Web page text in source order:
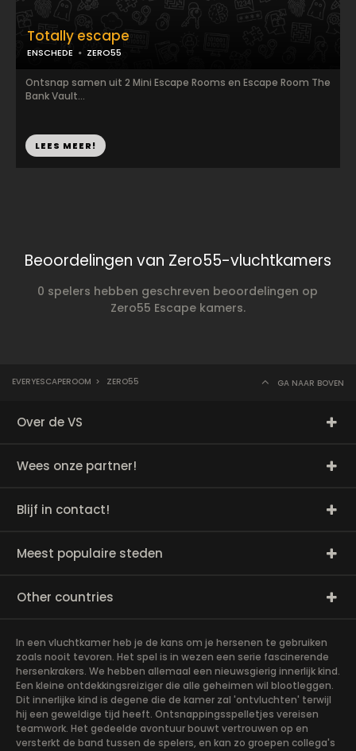
Totally escape
ENSCHEDE ZERO55
Ontsnap samen uit 2 Mini Escape Rooms en Escape Room The
Bank Vault...
LEES MEER!
Beoordelingen van Zero55-vluchtkamers
0 spelers hebben geschreven beoordelingen op
Zero55 Escape kamers.
EVERYESCAPEROOM > ZERO55 GA NAAR BOVEN
Over de VS
Wees onze partner!
Blijf in contact!
Meest populaire steden
Other countries
In een vluchtkamer heb je de kans om je hersenen te gebruiken
zoals nooit tevoren. Het spel is in wezen een serie fascinerende
hersenkrakers. We hebben allemaal een nieuwsgierig innerlijk kind.
Een kleine ontdekkingsreiziger die alle geheimen wil blootleggen.
Dit innerlijke kind is degene die de kamer zal 'ontvluchten' terwijl
hij een geweldige tijd heeft. Ontsnappingsspelletjes vereisen
teamwork. Het gedeelde avontuur bouwt vertrouwen op en
versterkt de band tussen de spelers, en kan zo groepen collega's